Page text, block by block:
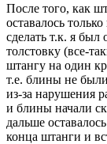
После того, как
оставалось
сделать т.к. я
толстовку (все-
штангу на один
т.е. блины не
из-за нарушения
и блины начали
дальше
конца штанги и